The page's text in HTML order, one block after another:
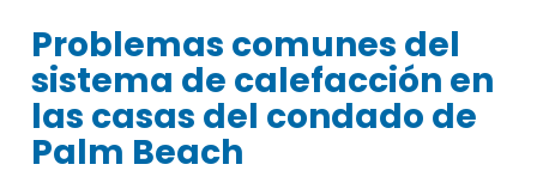
Problemas comunes del
sistema de calefacción en
las casas del condado de
Palm Beach